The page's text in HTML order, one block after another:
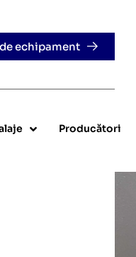
echipament
Producători